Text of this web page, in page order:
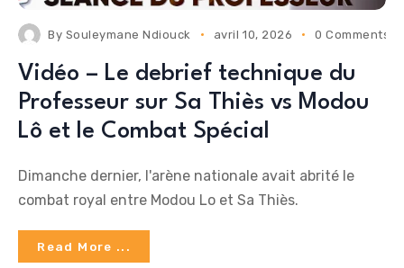
By Souleymane Ndiouck avril 10, 2026 0 Comments
Vidéo – Le debrief technique du
Professeur sur Sa Thiès vs Modou
Lô et le Combat Spécial
Dimanche dernier, l'arène nationale avait abrité le
combat royal entre Modou Lo et Sa Thiès.
Read More ...